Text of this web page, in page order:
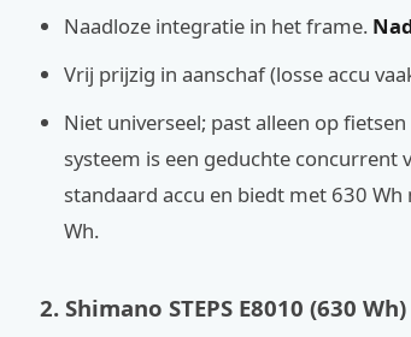
Naadloze integratie in het frame.
Vrij prijzig in aanschaf (losse accu
Niet universeel; past alleen op
systeem is een geduchte concurrent
standaard accu en biedt met 630
Wh.
2. Shimano STEPS E8010 (630 Wh)